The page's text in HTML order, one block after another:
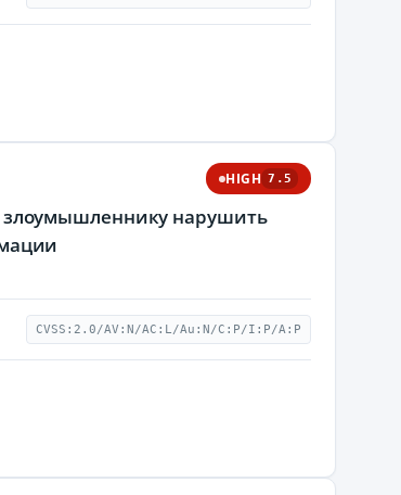
HIGH 7.5
злоумышленнику нарушить
CVSS:2.0/AV:N/AC:L/Au:N/C:P/I:P/A:P